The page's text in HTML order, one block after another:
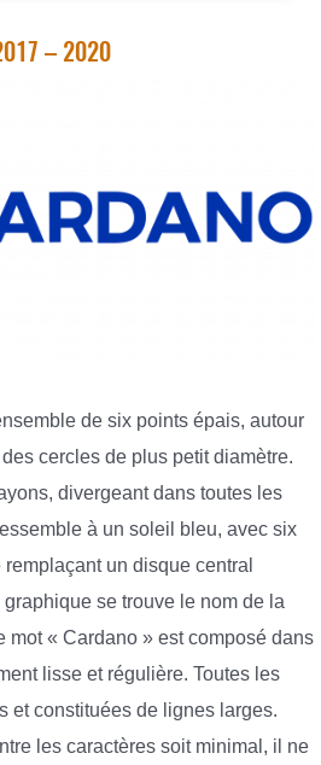
– 2020
de six points épais, autour
cercles de plus petit diamètre.
divergeant dans toutes les
à un soleil bleu, avec six
un disque central
se trouve le nom de la
mot « Cardano » est composé dans
lisse et régulière. Toutes les
et constituées de lignes larges.
les caractères soit minimal, il ne